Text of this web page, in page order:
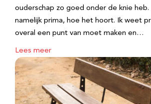
ouderschap zo goed onder de knie
namelijk prima, hoe het hoort. Ik weet
overal een punt van moet maken en…
Lees meer